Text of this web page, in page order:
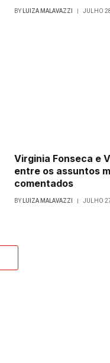
BY LUIZA MALAVAZZI JULHO
Virginia Fonseca e
entre os assuntos
comentados
BY LUIZA MALAVAZZI JULHO